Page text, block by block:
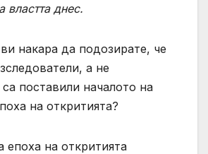
властта днес.
накара да подозирате, че
а не
поставили началото на
на откритията?
епоха на откритията